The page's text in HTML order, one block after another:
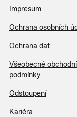
Impresum
Ochrana osobních
Ochrana dat
Všeobecné obchodní
podmínky
Odstoupení
Kariéra